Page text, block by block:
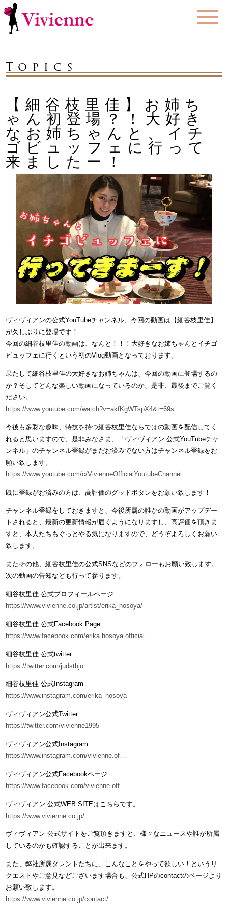
Topics
【細谷枝里佳】お姉ち
ゃん初登場？！大好き
なお姉ちゃんと、イチ
ゴビュッフェに行って
来ましたー！
ヴィヴィアンの公式YouTubeチャンネル、今回の動画は【細谷枝里佳】
が久しぶりに登場です！
今回の細谷枝里佳の動画は、なんと！！！大好きなお姉ちゃんとイチゴ
ビュッフェに行くという初のVlog動画となっております。
果たして細谷枝里佳の大好きなお姉ちゃんは、今回の動画に登場するの
か？そしてどんな楽しい動画になっているのか、是非、最後までご覧く
ださい。
https://www.youtube.com/watch?v=akfKgWTspX4&t=69s
今後も多彩な趣味、特技を持つ細谷枝里佳ならではの動画を配信してく
れると思いますので、是非みなさま、「ヴィヴィアン 公式YouTubeチャ
ンネル」のチャンネル登録がまだお済みでない方はチャンネル登録をお
願い致します。
https://www.youtube.com/c/VivienneOfficialYoutubeChannel
既に登録がお済みの方は、高評価のグッドボタンをお願い致します！
チャンネル登録をしておきますと、今後所属の誰かの動画がアップデー
トされると、最新の更新情報が届くようになりますし、高評価を頂きま
すと、本人たちもぐっとやる気になりますので、どうぞよろしくお願い
致します。
またその他、細谷枝里佳の公式SNSなどのフォローもお願い致します。
次の動画の告知なども行って参ります。
細谷枝里佳 公式プロフィールページ
https://www.vivienne.co.jp/artist/erika_hosoya/
細谷枝里佳 公式Facebook Page
https://www.facebook.com/erika.hosoya.official
細谷枝里佳 公式twitter
https://twitter.com/judsthjo
細谷枝里佳 公式Instagram
https://www.instagram.com/erika_hosoya
ヴィヴィアン公式Twitter
https://twitter.com/vivienne1995
ヴィヴィアン公式Instagram
https://www.instagram.com/vivienne.of…
ヴィヴィアン公式Facebookページ
https://www.facebook.com/vivienne.off…
ヴィヴィアン 公式WEB SITEはこちらです。
https://www.vivienne.co.jp/
ヴィヴィアン 公式サイトをご覧頂きますと、様々なニュースや誰が所属
しているのかも確認することが出来ます。
また、弊社所属タレントたちに、こんなことをやって欲しい！というリ
クエストやご意見などございます場合も、公式HPのcontactのページより
お願い致します。
https://www.vivienne.co.jp/contact/